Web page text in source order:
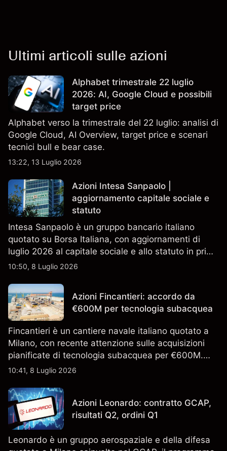
Ultimi articoli sulle azioni
Alphabet trimestrale 22 luglio
2026: AI, Google Cloud e possibili
target price
Alphabet verso la trimestrale del 22 luglio: analisi di
Google Cloud, AI Overview, target price e scenari
tecnici bull e bear case.
13:22, 13 Luglio 2026
Azioni Intesa Sanpaolo |
aggiornamento capitale sociale e
statuto
Intesa Sanpaolo è un gruppo bancario italiano
quotato su Borsa Italiana, con aggiornamenti di
luglio 2026 al capitale sociale e allo statuto in primo
piano. Esplora i target price ISP di terze parti e
un indicatore affidabile dei risultati futuri.
10:50, 8 Luglio 2026
Azioni Fincantieri: accordo da
€600M per tecnologia subacquea
Fincantieri è un cantiere navale italiano quotato a
Milano, con recente attenzione sulle acquisizioni
pianificate di tecnologia subacquea per €600M.
Scopri i target di prezzo FCT di terze parti e l'analisi
indicatore affidabile dei risultati futuri.
10:41, 8 Luglio 2026
Azioni Leonardo: contratto GCAP,
risultati Q2, ordini Q1
Leonardo è un gruppo aerospaziale e della difesa